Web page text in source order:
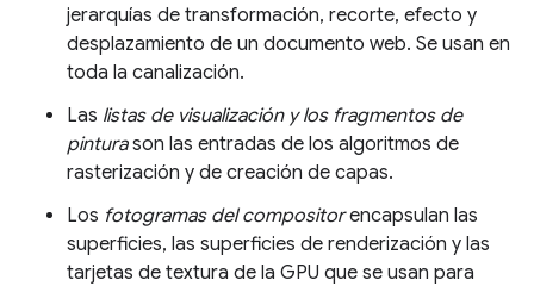
jerarquías de transformación, recorte, efecto y
desplazamiento de un documento web. Se usan en
toda la canalización.
Las listas de visualización y los fragmentos de
pinturason las entradas de los algoritmos de
rasterización y de creación de capas.
Los fotogramas del compositorencapsulan las
superficies, las superficies de renderización y las
tarjetas de textura de la GPU que se usan para